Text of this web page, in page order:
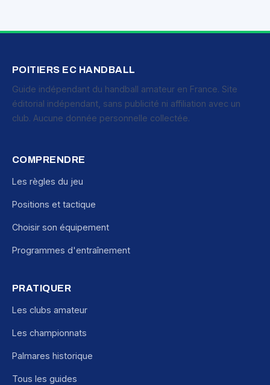
POITIERS EC HANDBALL
Guide indépendant du handball amateur en France. Site
éditorial indépendant, sans publicité ni affiliation avec un
club. Aucune donnée personnelle collectée.
COMPRENDRE
Les règles du jeu
Positions et tactique
Choisir son équipement
Programmes d'entraînement
PRATIQUER
Les clubs amateur
Les championnats
Palmares historique
Tous les guides